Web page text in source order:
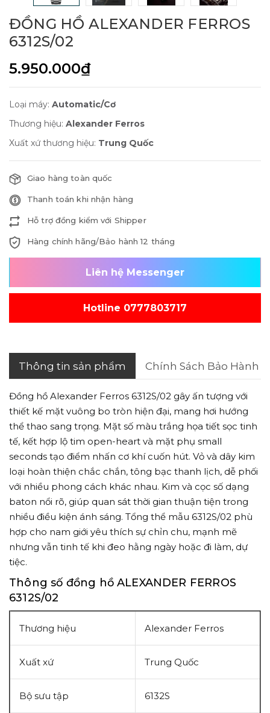
ĐỒNG HỒ ALEXANDER FERROS
6312S/02
5.950.000₫
Loại máy: Automatic/Cơ
Thương hiệu: Alexander Ferros
Xuất xứ thương hiệu: Trung Quốc
Giao hàng toàn quốc
Thanh toán khi nhận hàng
Hỗ trợ đồng kiểm với Shipper
Hàng chính hãng/Bảo hành 12 tháng
Liên hệ Messenger
Hotline 0777803717
Thông tin sản phẩm Chính Sách Bảo Hành
Đồng hồ Alexander Ferros 6312S/02 gây ấn tượng với
thiết kế mặt vuông bo tròn hiện đại, mang hơi hướng
thể thao sang trọng. Mặt số màu trắng họa tiết sọc tinh
tế, kết hợp lộ tim open-heart và mặt phụ small
seconds tạo điểm nhấn cơ khí cuốn hút. Vỏ và dây kim
loại hoàn thiện chắc chắn, tông bạc thanh lịch, dễ phối
với nhiều phong cách khác nhau. Kim và cọc số dạng
baton nổi rõ, giúp quan sát thời gian thuận tiện trong
nhiều điều kiện ánh sáng. Tổng thể mẫu 6312S/02 phù
hợp cho nam giới yêu thích sự chỉn chu, mạnh mẽ
nhưng vẫn tinh tế khi đeo hằng ngày hoặc đi làm, dự
tiệc.
Thông số đồng hồ ALEXANDER FERROS
6312S/02
Thương hiệu Alexander Ferros
Xuất xứ Trung Quốc
Bộ sưu tập 6132S